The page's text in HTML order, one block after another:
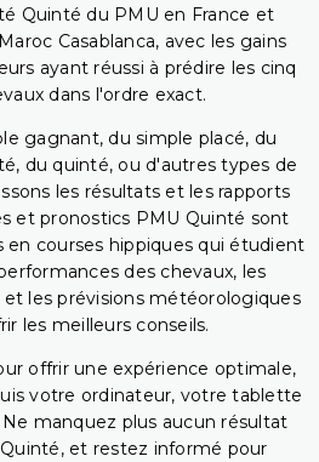
Quinté du PMU en France et
Casablanca, avec les gains
ayant réussi à prédire les cinq
dans l'ordre exact.
gagnant, du simple placé, du
du quinté, ou d'autres types de
les résultats et les rapports
et pronostics PMU Quinté sont
en courses hippiques qui étudient
des chevaux, les
les prévisions météorologiques
les meilleurs conseils.
offrir une expérience optimale,
votre ordinateur, votre tablette
manquez plus aucun résultat
et restez informé pour